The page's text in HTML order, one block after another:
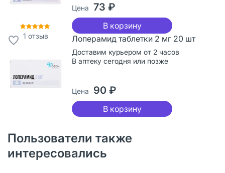
1 отзыв
Цена 73 ₽
В корзину
Лоперамид таблетки 2 мг 20 шт
Доставим курьером от 2 часов
В аптеку сегодня или позже
Цена 90 ₽
В корзину
Пользователи также
интересовались